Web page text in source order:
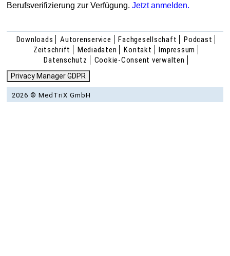
Berufsverifizierung zur Verfügung.Jetzt anmelden.
Downloads Autorenservice Fachgesellschaft
Podcast
Zeitschrift
Mediadaten Kontakt
Impressum
Datenschutz
Cookie-Consent verwalten
Privacy Manager GDPR
2026 © MedTriX GmbH